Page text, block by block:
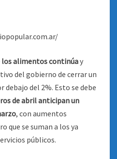
los alimentos continúay
del gobierno de cerrar un
debajo del 2%. Esto se debe
de abril anticipan un
, con aumentos
que se suman a los ya
públicos.